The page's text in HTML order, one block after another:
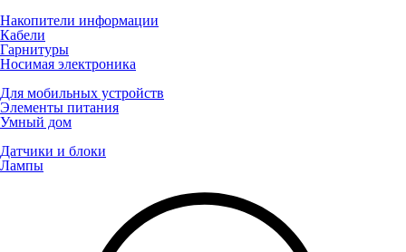
Накопители информации
Кабели
Гарнитуры
Носимая электроника
Для мобильных устройств
Элементы питания
Умный дом
Датчики и блоки
Лампы